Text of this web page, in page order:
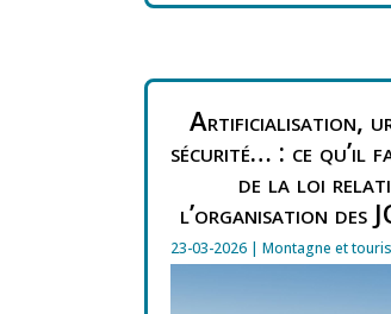
Artificialisation,
sécurité… : ce qu’il
de la loi
l’organisation des
23-03-2026| Montagne et